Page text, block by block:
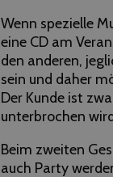
Wenn spezielle
eine CD am
den anderen,
sein und daher
Der Kunde ist
unterbrochen
Beim zweiten
auch Party